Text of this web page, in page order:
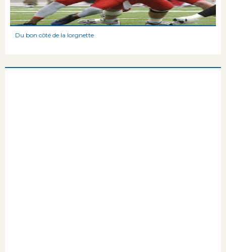
Du bon côté de la lorgnette